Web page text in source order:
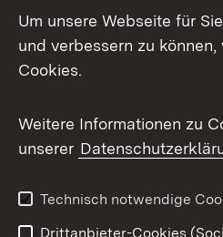
X / Twitter
Youtube
Kontakt
Um unsere Webseite für
und verbessern zu
Cookies.
Weitere Informationen zu
unserer
Technisch notwendige
Drittanbieter-Cookies